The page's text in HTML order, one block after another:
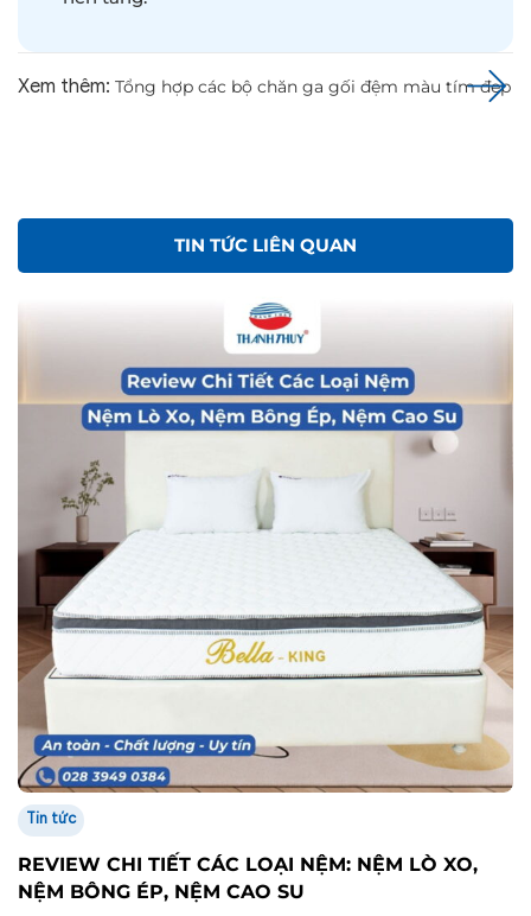
Xem thêm: Tổng hợp các bộ chăn ga gối đệm màu tím đẹp
TIN TỨC LIÊN QUAN
Tin tức
REVIEW CHI TIẾT CÁC LOẠI NỆM: NỆM LÒ XO,
NỆM BÔNG ÉP, NỆM CAO SU